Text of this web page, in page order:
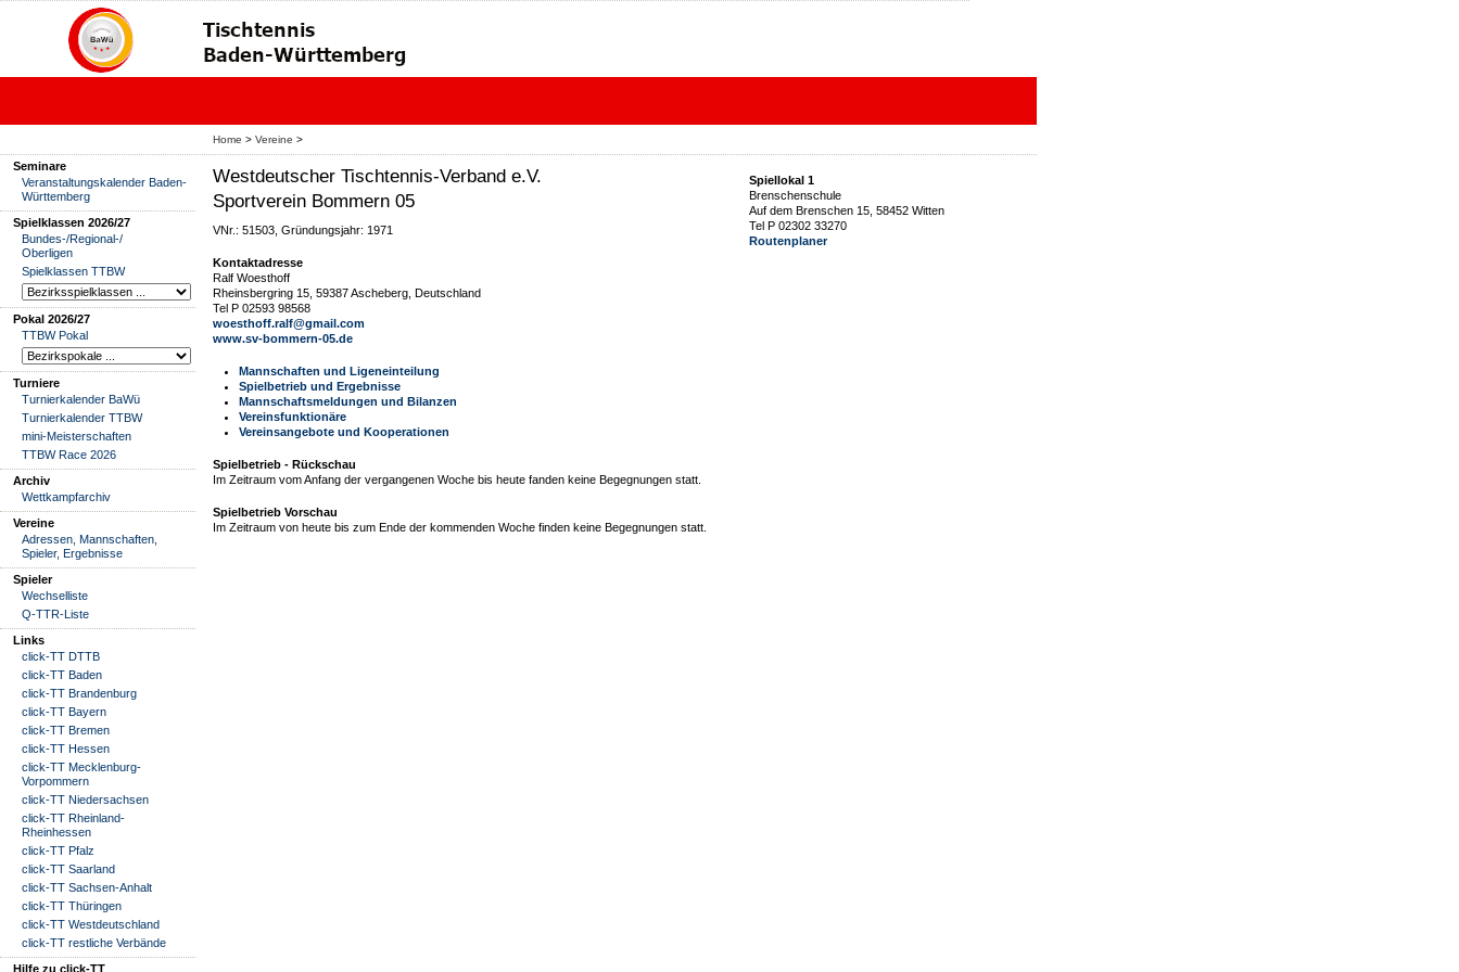
Home > Vereine >
Seminare
Veranstaltungskalender Baden-
Württemberg
Spielklassen 2026/27
Bundes-/Regional-/
Oberligen
Spielklassen TTBW
Pokal 2026/27
TTBW Pokal
Turniere
Turnierkalender BaWü
Turnierkalender TTBW
mini-Meisterschaften
TTBW Race 2026
Archiv
Wettkampfarchiv
Vereine
Adressen, Mannschaften,
Spieler, Ergebnisse
Spieler
Wechselliste
Q-TTR-Liste
Links
click-TT DTTB
click-TT Baden
click-TT Brandenburg
click-TT Bayern
click-TT Bremen
click-TT Hessen
click-TT Mecklenburg-
Vorpommern
click-TT Niedersachsen
click-TT Rheinland-
Rheinhessen
click-TT Pfalz
click-TT Saarland
click-TT Sachsen-Anhalt
click-TT Thüringen
click-TT Westdeutschland
click-TT restliche Verbände
Hilfe zu click-TT
Westdeutscher Tischtennis-Verband e.V.
Sportverein Bommern 05
VNr.: 51503, Gründungsjahr: 1971
Kontaktadresse
Ralf Woesthoff
Rheinsbergring 15, 59387 Ascheberg, Deutschland
Tel P 02593 98568
woesthoff.ralf@gmail.com
www.sv-bommern-05.de
Mannschaften und Ligeneinteilung
Spielbetrieb und Ergebnisse
Mannschaftsmeldungen und Bilanzen
Vereinsfunktionäre
Vereinsangebote und Kooperationen
Spiellokal 1
Brenschenschule
Auf dem Brenschen 15, 58452 Witten
Tel P 02302 33270
Routenplaner
Spielbetrieb - Rückschau
Im Zeitraum vom Anfang der vergangenen Woche bis heute fanden keine Begegnungen statt.
Spielbetrieb Vorschau
Im Zeitraum von heute bis zum Ende der kommenden Woche finden keine Begegnungen statt.